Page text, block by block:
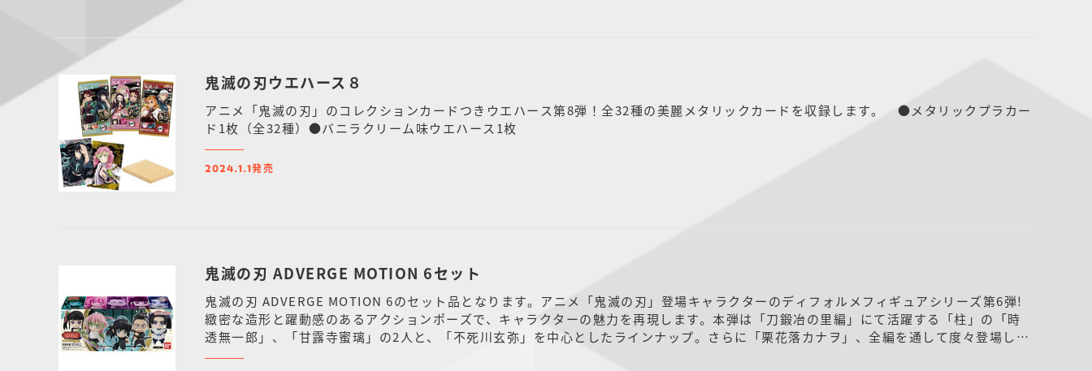
鬼滅の刃ウエハース８
アニメ「鬼滅の刃」のコレクションカードつきウエハース第8弾！全32種の美麗メタリックカードを収録します。 ●メタリックプラカー
ド1枚（全32種）●バニラクリーム味ウエハース1枚
2024.1.1 発売
鬼滅の刃 ADVERGE MOTION 6セット
鬼滅の刃 ADVERGE MOTION 6のセット品となります。アニメ「鬼滅の刃」登場キャラクターのディフォルメフィギュアシリーズ第6弾!
緻密な造形と躍動感のあるアクションポーズで、キャラクターの魅力を再現します。本弾は「刀鍛冶の里編」にて活躍する「柱」の「時
透無一郎」、「甘露寺蜜璃」の2人と、「不死川玄弥」を中心としたラインナップ。さらに「栗花落カナヲ」、全編を通して度々登場し蝶
屋敷に従事する鬼殺隊員「神崎アオイ」も本弾に収録。全5種となってお...